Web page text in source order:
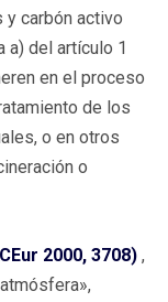
carbón activo
a) del artículo 1
en el proceso
de los
o en otros
o
2000, 3708) ,